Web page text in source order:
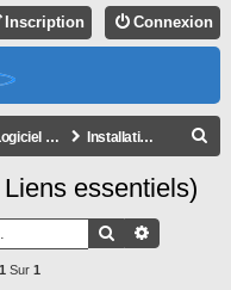
Connexion
Inscription
Logiciel AlmaPro Installation, déblocage
essentiels)
Rechercher
1 Sur 1